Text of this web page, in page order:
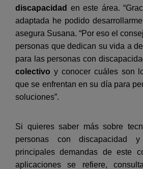
discapacidad en este área.
adaptada he podido
asegura Susana. “Por eso el
personas que dedican su vida a
para las personas con
colectivo y conocer cuáles son
que se enfrentan en su día para
soluciones”.
Si quieres saber más sobre
personas con discapacidad
principales demandas de este
aplicaciones se refiere,